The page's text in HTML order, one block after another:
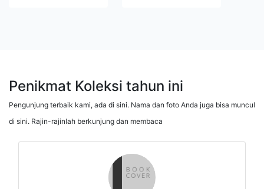
Penikmat Koleksi tahun ini
Pengunjung terbaik kami, ada di sini. Nama dan foto Anda juga bisa muncul
di sini. Rajin-rajinlah berkunjung dan membaca